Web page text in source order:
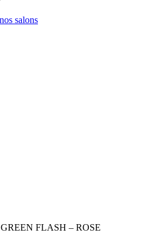
salons
GREEN FLASH – ROSE